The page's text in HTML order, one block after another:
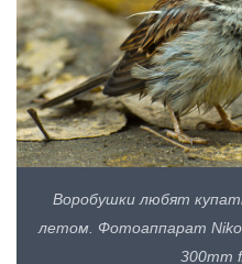
Воробушки любят
летом. Фотоаппарат
300mm